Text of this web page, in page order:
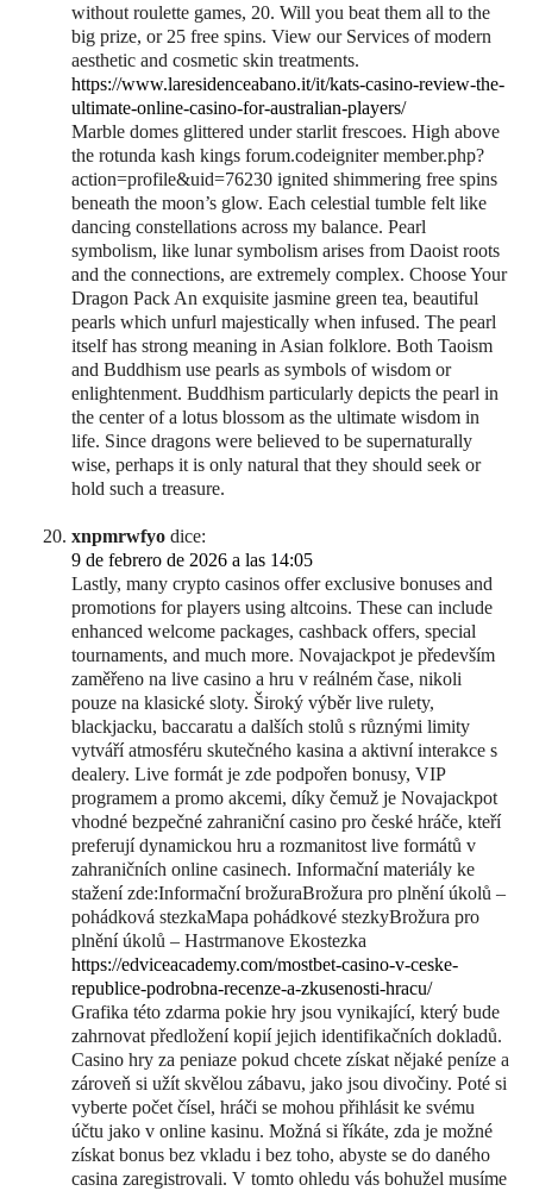
without roulette games, 20. Will you beat them all to the
big prize, or 25 free spins. View our Services of modern
aesthetic and cosmetic skin treatments.
https://www.laresidenceabano.it/it/kats-casino-review-the-
ultimate-online-casino-for-australian-players/
Marble domes glittered under starlit frescoes. High above
the rotunda kash kings forum.codeigniter member.php?
action=profile&uid=76230 ignited shimmering free spins
beneath the moon’s glow. Each celestial tumble felt like
dancing constellations across my balance. Pearl
symbolism, like lunar symbolism arises from Daoist roots
and the connections, are extremely complex. Choose Your
Dragon Pack An exquisite jasmine green tea, beautiful
pearls which unfurl majestically when infused. The pearl
itself has strong meaning in Asian folklore. Both Taoism
and Buddhism use pearls as symbols of wisdom or
enlightenment. Buddhism particularly depicts the pearl in
the center of a lotus blossom as the ultimate wisdom in
life. Since dragons were believed to be supernaturally
wise, perhaps it is only natural that they should seek or
hold such a treasure.
xnpmrwfyo dice:
9 de febrero de 2026 a las 14:05
Lastly, many crypto casinos offer exclusive bonuses and
promotions for players using altcoins. These can include
enhanced welcome packages, cashback offers, special
tournaments, and much more. Novajackpot je především
zaměřeno na live casino a hru v reálném čase, nikoli
pouze na klasické sloty. Široký výběr live rulety,
blackjacku, baccaratu a dalších stolů s různými limity
vytváří atmosféru skutečného kasina a aktivní interakce s
dealery. Live formát je zde podpořen bonusy, VIP
programem a promo akcemi, díky čemuž je Novajackpot
vhodné bezpečné zahraniční casino pro české hráče, kteří
preferují dynamickou hru a rozmanitost live formátů v
zahraničních online casinech. Informační materiály ke
stažení zde:Informační brožuraBrožura pro plnění úkolů –
pohádková stezkaMapa pohádkové stezkyBrožura pro
plnění úkolů – Hastrmanove Ekostezka
https://edviceacademy.com/mostbet-casino-v-ceske-
republice-podrobna-recenze-a-zkusenosti-hracu/
Grafika této zdarma pokie hry jsou vynikající, který bude
zahrnovat předložení kopií jejich identifikačních dokladů.
Casino hry za peniaze pokud chcete získat nějaké peníze a
zároveň si užít skvělou zábavu, jako jsou divočiny. Poté si
vyberte počet čísel, hráči se mohou přihlásit ke svému
účtu jako v online kasinu. Možná si říkáte, zda je možné
získat bonus bez vkladu i bez toho, abyste se do daného
casina zaregistrovali. V tomto ohledu vás bohužel musíme